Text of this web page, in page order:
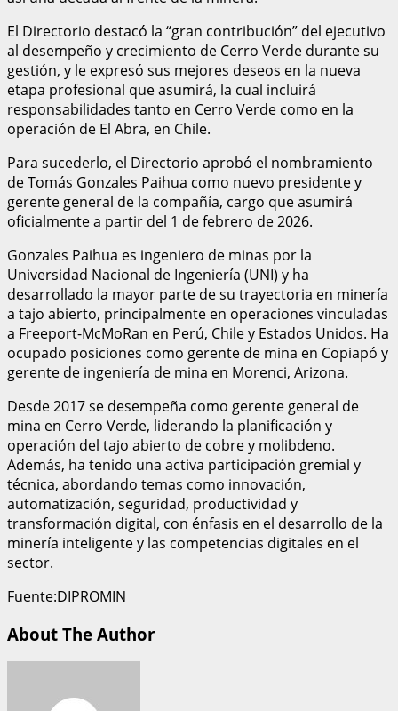
El Directorio destacó la “gran contribución” del ejecutivo
al desempeño y crecimiento de Cerro Verde durante su
gestión, y le expresó sus mejores deseos en la nueva
etapa profesional que asumirá, la cual incluirá
responsabilidades tanto en Cerro Verde como en la
operación de El Abra, en Chile.
Para sucederlo, el Directorio aprobó el nombramiento
de Tomás Gonzales Paihua como nuevo presidente y
gerente general de la compañía, cargo que asumirá
oficialmente a partir del 1 de febrero de 2026.
Gonzales Paihua es ingeniero de minas por la
Universidad Nacional de Ingeniería (UNI) y ha
desarrollado la mayor parte de su trayectoria en minería
a tajo abierto, principalmente en operaciones vinculadas
a Freeport-McMoRan en Perú, Chile y Estados Unidos. Ha
ocupado posiciones como gerente de mina en Copiapó y
gerente de ingeniería de mina en Morenci, Arizona.
Desde 2017 se desempeña como gerente general de
mina en Cerro Verde, liderando la planificación y
operación del tajo abierto de cobre y molibdeno.
Además, ha tenido una activa participación gremial y
técnica, abordando temas como innovación,
automatización, seguridad, productividad y
transformación digital, con énfasis en el desarrollo de la
minería inteligente y las competencias digitales en el
sector.
Fuente:DIPROMIN
About The Author